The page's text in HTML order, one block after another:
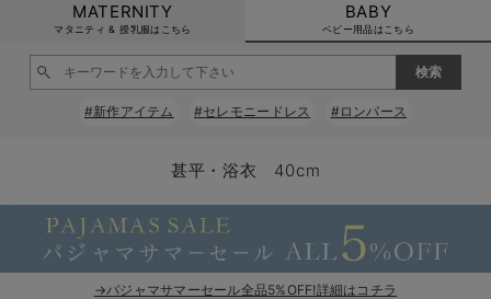
新生児服全て
ベビー服全て
ロンパース・カバーオール
ベビー ブルマ
ベビー スカート
シーズンアイテム全て
ベビー・新生児 寝具全て
ベビーベッド・布団 （ベビー・新生児）
ベビー 雑貨全て
ベビーチェア（ハイローチェア）・ベビーラック
ベビー 雑貨 小物
ベビー安全グッズ
お出かけグッズ全て
ベビー｜季節の特集全て
猛暑からベビーを守るひんやりグッズ
ベビーの動物なりきり特集
ベビー 夏のお役立ちグッズ特集
アウトレット全て
【アウトレット】ワンピース
【アウトレット】パジャマ
【アウトレット】インナー
特集全て
抗菌防臭加工
コットン素材
再入荷全て
再入荷｜インナー
戻る
送料無料アイテム全て
ワンピース
スカート
パジャマ
戻る
ブラキャミ おまとめ
戻る
【37周年祭セール】
【37周年祭セール】
戻る
気温差別オススメア
【15℃】3月下旬～
戻る
動きやすく着回しで
戻る
強撚スムース(コスパ
戻る
マタニティウェア
【おまとめ割】パジ
戻る
こだわりの履き心地
カジュアル
オフィス
戻る
ジャケット派
きれいめ美脚パンツ派
ツィード派
戻る
出産準備応援割全て
マタニティパジャマ
戻る
【オフィスカジュア
戻る
レギンスタイプ
戻る
【フォーマル】ワン
戻る
【ベビー】長袖
戻る
ハンカチ
短肌着
セット
戻る
快適ウェア10%OFF
快適ウェア10%OFF
戻る
春のマタニティワン
セットアップ・ レイ
ジャンパースカート/
ワーク・オフィス
戻る
Gift Selection 出産
〜3,000円（税込）
10,001円（税込）〜
女の子におススメの
戻る
冬の冷え対策インナ
薄くてあったか
保温&リカバリー
レギンス・タイツ
戻る
入院準備の持ち物チ
入院してすぐ使うグ
戻る
冬のあったか特集全て
【冬のあったか特集
【冬のあったか特集
MATERNITY
マタニティ & 授乳服はこちら
BABY
ベビー用品はこちら
#新作アイテム #セレモニードレス #ロンパース
甚平・浴衣 40cm
→パジャマサマーセール全品5%OFF!詳細はコチラ
カートに入れる
閉じる